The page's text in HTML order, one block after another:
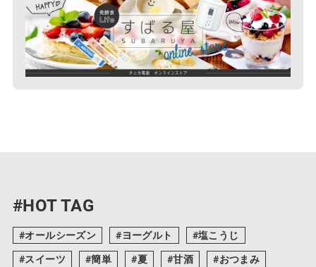
#HOT TAG
オールシーズン ヨーグルト
塩こうじ
スイーツ
簡単 夏 甘酒
おつまみ